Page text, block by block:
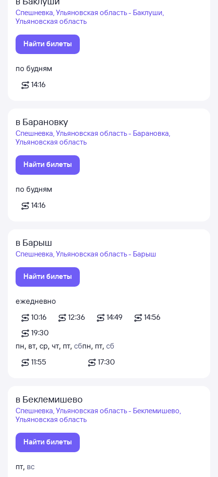
Спешневка, Ульяновская область - Баклуши,
Ульяновская область
Найти билеты
по будням
14:16
в Барановку
Спешневка, Ульяновская область - Барановка,
Ульяновская область
Найти билеты
по будням
14:16
в Барыш
Спешневка, Ульяновская область - Барыш
Найти билеты
ежедневно
10:16
12:36 14:49
14:56
19:30
пн, вт, ср, чт, пт, сб
11:55
пн, пт, сб
17:30
в Беклемишево
Спешневка, Ульяновская область - Беклемишево,
Ульяновская область
Найти билеты
пт, вс